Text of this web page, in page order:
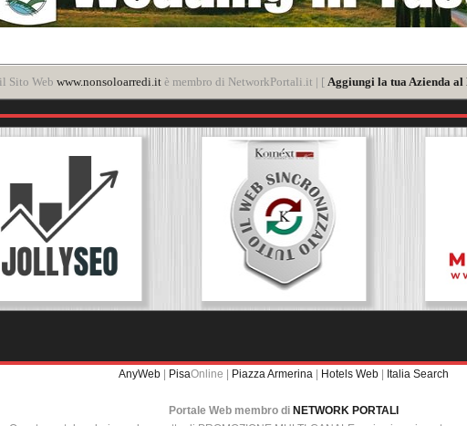
il Sito Web www.nonsoloarredi.it è membro di NetworkPortali.it | [ Aggiungi la tua Azienda
AnyWeb | PisaOnline | Piazza Armerina | Hotels Web | Italia Search
Portale Web membro di NETWORK PORTALI